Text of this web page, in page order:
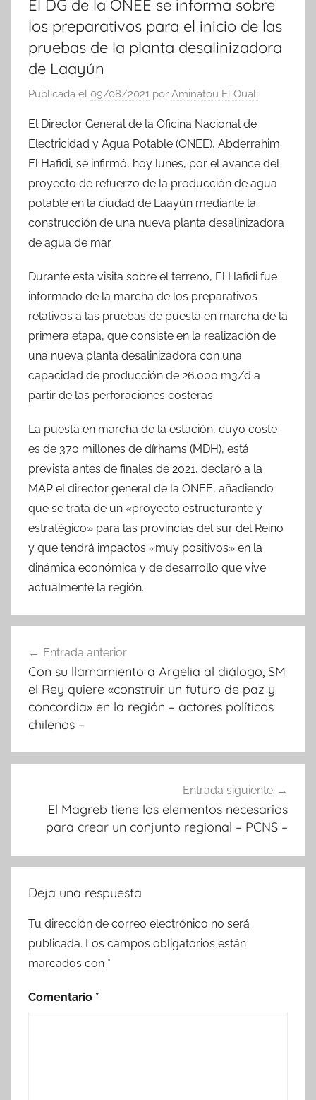
El DG de la ONEE se informa sobre
los preparativos para el inicio de las
pruebas de la planta desalinizadora
de Laayún
Publicada el 09/08/2021 por Aminatou El Ouali
El Director General de la Oficina Nacional de
Electricidad y Agua Potable (ONEE), Abderrahim
El Hafidi, se infirmó, hoy lunes, por el avance del
proyecto de refuerzo de la producción de agua
potable en la ciudad de Laayún mediante la
construcción de una nueva planta desalinizadora
de agua de mar.
Durante esta visita sobre el terreno, El Hafidi fue
informado de la marcha de los preparativos
relativos a las pruebas de puesta en marcha de la
primera etapa, que consiste en la realización de
una nueva planta desalinizadora con una
capacidad de producción de 26.000 m3/d a
partir de las perforaciones costeras.
La puesta en marcha de la estación, cuyo coste
es de 370 millones de dírhams (MDH), está
prevista antes de finales de 2021, declaró a la
MAP el director general de la ONEE, añadiendo
que se trata de un «proyecto estructurante y
estratégico» para las provincias del sur del Reino
y que tendrá impactos «muy positivos» en la
dinámica económica y de desarrollo que vive
actualmente la región.
de
entradas
Entrada anterior
Con su llamamiento a Argelia al diálogo, SM
el Rey quiere «construir un futuro de paz y
concordia» en la región – actores políticos
chilenos –
Entrada siguiente
El Magreb tiene los elementos necesarios
para crear un conjunto regional – PCNS –
Deja una respuesta
Tu dirección de correo electrónico no será
publicada. Los campos obligatorios están
marcados con *
Comentario *